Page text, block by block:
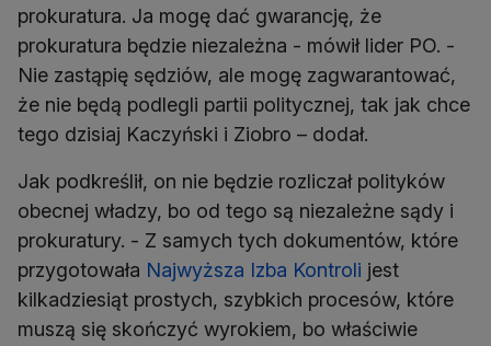
prokuratura. Ja mogę dać gwarancję, że
prokuratura będzie niezależna - mówił lider PO. -
Nie zastąpię sędziów, ale mogę zagwarantować,
że nie będą podlegli partii politycznej, tak jak chce
tego dzisiaj Kaczyński i Ziobro – dodał.
Jak podkreślił, on nie będzie rozliczał polityków
obecnej władzy, bo od tego są niezależne sądy i
prokuratury. - Z samych tych dokumentów, które
przygotowała Najwyższa Izba Kontroli jest
kilkadziesiąt prostych, szybkich procesów, które
muszą się skończyć wyrokiem, bo właściwie